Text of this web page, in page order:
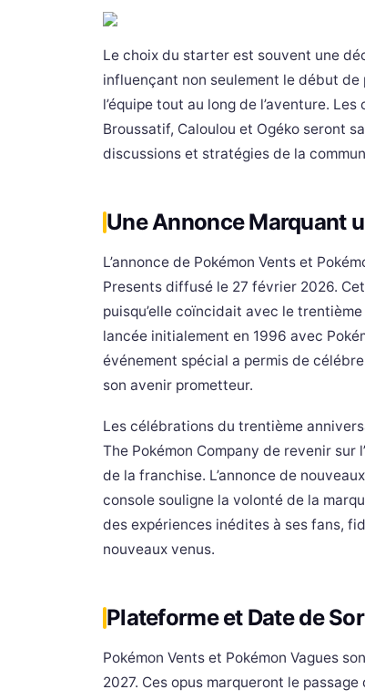
Le choix du starter est souvent une
influençant non seulement le début
l’équipe tout au long de l’aventure.
Broussatif, Caloulou et Ogéko seront
discussions et stratégies de la
Une Annonce Marquant
L’annonce de Pokémon Vents et
Presents diffusé le 27 février 2026.
puisqu’elle coïncidait avec le
lancée initialement en 1996 avec
événement spécial a permis de
son avenir prometteur.
Les célébrations du trentième
The Pokémon Company de revenir
de la franchise. L’annonce de
console souligne la volonté de la
des expériences inédites à ses fans,
nouveaux venus.
Plateforme et Date de
Pokémon Vents et Pokémon Vagues
2027. Ces opus marqueront le